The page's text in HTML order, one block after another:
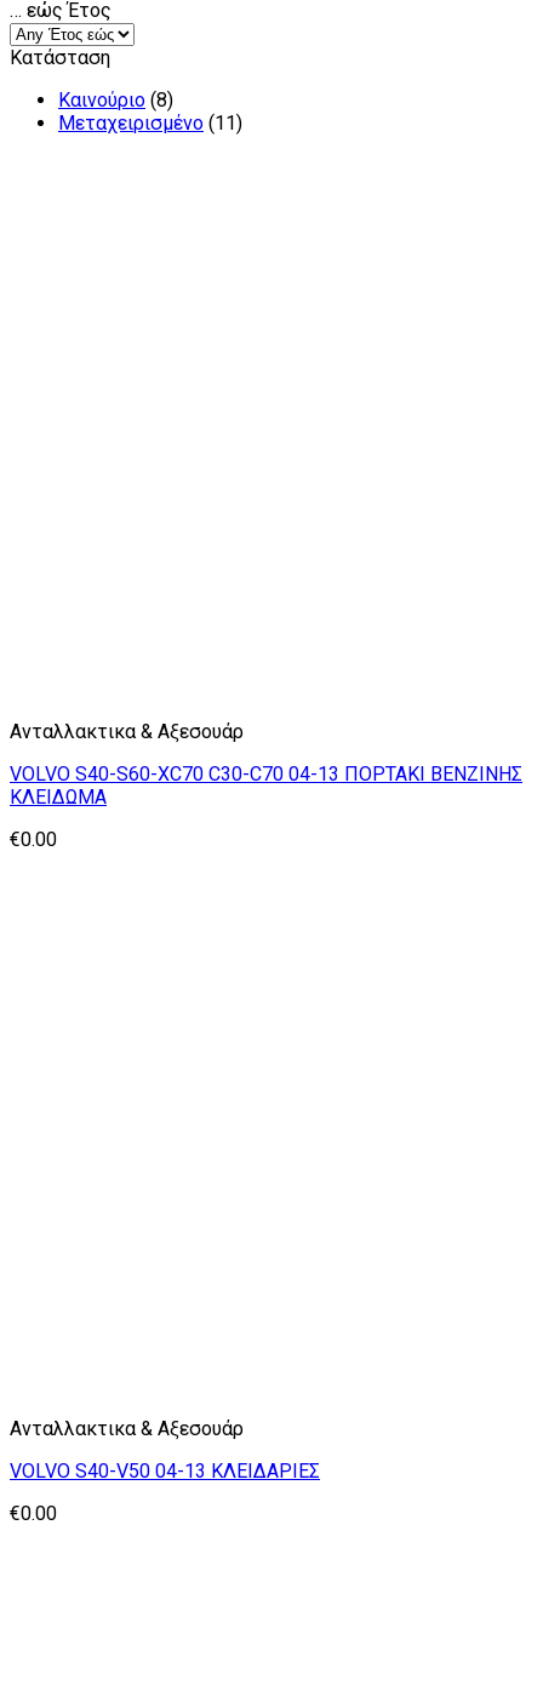
… εώς Έτος
Κατάσταση
Καινούριο (8)
Μεταχειρισμένο (11)
Ανταλλακτικα & Αξεσουάρ
VOLVO S40-S60-XC70 C30-C70 04-13 ΠΟΡΤΑΚΙ ΒΕΝΖΙΝΗΣ
ΚΛΕΙΔΩΜΑ
€0.00
Ανταλλακτικα & Αξεσουάρ
VOLVO S40-V50 04-13 ΚΛΕΙΔΑΡΙΕΣ
€0.00